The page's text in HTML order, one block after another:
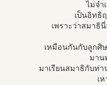
ไม่จำ
เป็นอิทธิ
เพราะว่าสมาธิ
เหมือนกันกับลูกศิ
มาน
มาเรียนสมาธิกับท่า
เ